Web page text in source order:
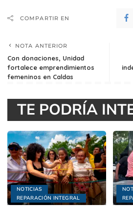
COMPARTIR EN
NOTA ANTERIOR
Con donaciones, Unidad
fortalece emprendimientos
femeninos en Caldas
TE PODRÍA
NOTICIAS
REPARACIÓN INTEGRAL